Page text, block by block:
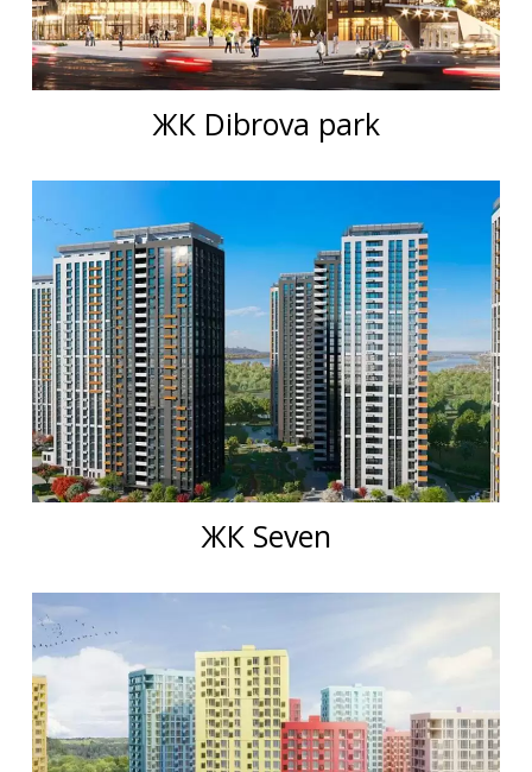
ЖК Dibrova park
ЖК Seven